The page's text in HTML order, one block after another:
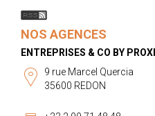
NOS AGENCES
ENTREPRISES & CO BY
9 rue Marcel Quercia
35600 REDON